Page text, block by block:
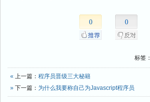
0 0
标签：
« 上一篇： 程序员晋级三大秘籍
» 下一篇： 为什么我要称自己为Javascript程序员